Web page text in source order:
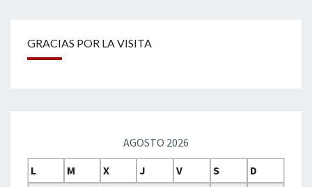
GRACIAS POR LA VISITA
AGOSTO 2026
L
M X J V S
D